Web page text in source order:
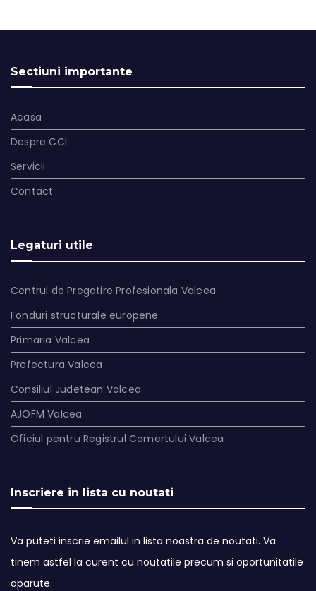
Sectiuni importante
Acasa
Despre CCI
Servicii
Contact
Legaturi utile
Centrul de Pregatire Profesionala Valcea
Fonduri structurale europene
Primaria Valcea
Prefectura Valcea
Consiliul Judetean Valcea
AJOFM Valcea
Oficiul pentru Registrul Comertului Valcea
Inscriere in lista cu noutati
Va puteti inscrie emailul in lista noastra de noutati. Va
tinem astfel la curent cu noutatile precum si oportunitatile
aparute.